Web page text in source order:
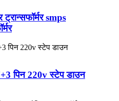
smps
पिन 220v स्टेप डाउन